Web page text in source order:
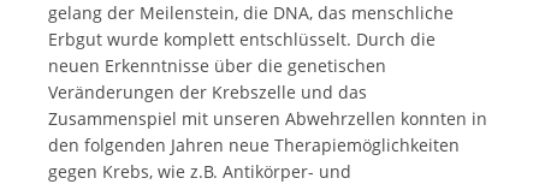
gelang der Meilenstein, die DNA, das menschliche
Erbgut wurde komplett entschlüsselt. Durch die
neuen Erkenntnisse über die genetischen
Veränderungen der Krebszelle und das
Zusammenspiel mit unseren Abwehrzellen konnten in
den folgenden Jahren neue Therapiemöglichkeiten
gegen Krebs, wie z.B. Antikörper- und